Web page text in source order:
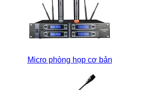
Micro phòng họp cơ bản